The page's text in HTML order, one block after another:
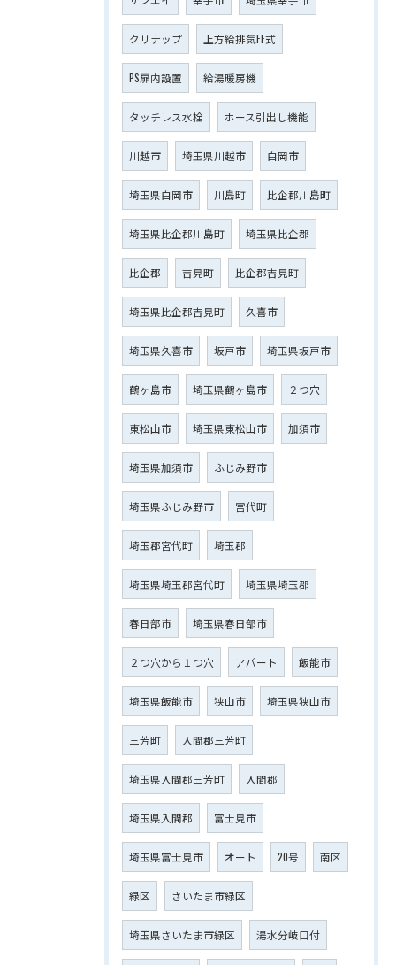
クリナップ 上方給排気FF式
PS扉内設置 給湯暖房機
タッチレス水栓 ホース引出し機能
川越市 埼玉県川越市 白岡市
埼玉県白岡市 川島町 比企郡川島町
埼玉県比企郡川島町 埼玉県比企郡
比企郡 吉見町 比企郡吉見町
埼玉県比企郡吉見町 久喜市
埼玉県久喜市 坂戸市 埼玉県坂戸市
鶴ヶ島市 埼玉県鶴ヶ島市 ２つ穴
東松山市 埼玉県東松山市 加須市
埼玉県加須市 ふじみ野市
埼玉県ふじみ野市 宮代町
埼玉郡宮代町 埼玉郡
埼玉県埼玉郡宮代町 埼玉県埼玉郡
春日部市 埼玉県春日部市
２つ穴から１つ穴 アパート 飯能市
埼玉県飯能市 狭山市 埼玉県狭山市
三芳町 入間郡三芳町
埼玉県入間郡三芳町 入間郡
埼玉県入間郡 富士見市
埼玉県富士見市 オート 20号 南区
緑区 さいたま市緑区
埼玉県さいたま市緑区 湯水分岐口付